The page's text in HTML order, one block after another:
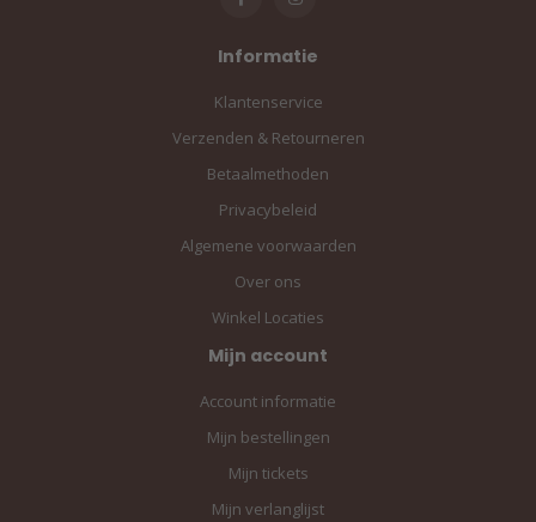
Informatie
Klantenservice
Verzenden & Retourneren
Betaalmethoden
Privacybeleid
Algemene voorwaarden
Over ons
Winkel Locaties
Mijn account
Account informatie
Mijn bestellingen
Mijn tickets
Mijn verlanglijst